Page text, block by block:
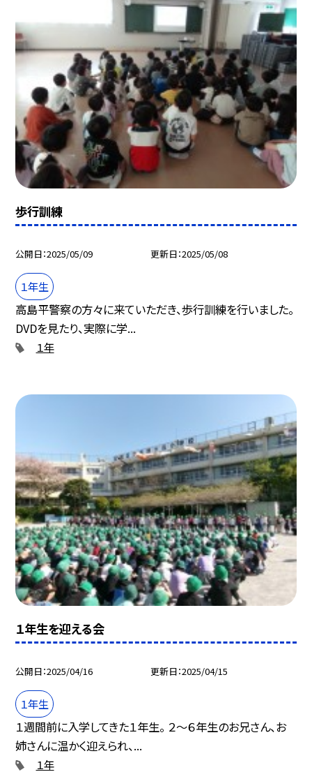
歩行訓練
公開日 2025/05/09 更新日 2025/05/08
１年生
高島平警察の方々に来ていただき、歩行訓練を行いました。
DVDを見たり、実際に学...
１年
１年生を迎える会
公開日 2025/04/16 更新日 2025/04/15
１年生
１週間前に入学してきた１年生。 ２～６年生のお兄さん、お
姉さんに温かく迎えられ、...
１年